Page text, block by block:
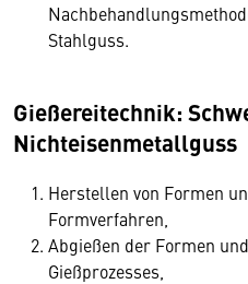
Stahlguss.
Gießereitechnik:
Nichteisenmetallguss
Herstellen von Formen
Formverfahren,
Abgießen der Formen
Gießprozesses,